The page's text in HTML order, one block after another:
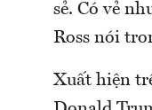
sẻ. Có vẻ
Ross nói
Xuất hiện